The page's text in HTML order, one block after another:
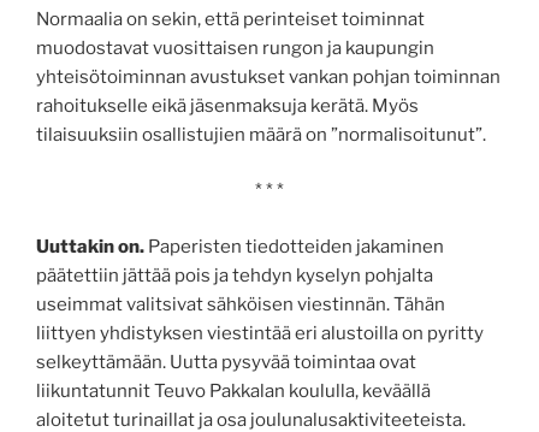
Normaalia on sekin, että perinteiset toiminnat
muodostavat vuosittaisen rungon ja kaupungin
yhteisötoiminnan avustukset vankan pohjan toiminnan
rahoitukselle eikä jäsenmaksuja kerätä. Myös
tilaisuuksiin osallistujien määrä on ”normalisoitunut”.
* * *
Uuttakin on. Paperisten tiedotteiden jakaminen
päätettiin jättää pois ja tehdyn kyselyn pohjalta
useimmat valitsivat sähköisen viestinnän. Tähän
liittyen yhdistyksen viestintää eri alustoilla on pyritty
selkeyttämään. Uutta pysyvää toimintaa ovat
liikuntatunnit Teuvo Pakkalan koululla, keväällä
aloitetut turinaillat ja osa joulunalusaktiviteeteista.